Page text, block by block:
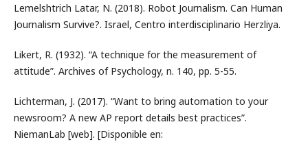
Lemelshtrich Latar, N. (2018). Robot Journalism. Can Human
Journalism Survive?. Israel, Centro interdisciplinario Herzliya.
Likert, R. (1932). “A technique for the measurement of
attitude”. Archives of Psychology, n. 140, pp. 5-55.
Lichterman, J. (2017). “Want to bring automation to your
newsroom? A new AP report details best practices”.
NiemanLab [web]. [Disponible en: